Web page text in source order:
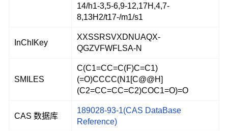
14/h1-3,5-6,9-12,17H,4,7-
8,13H2/t17-/m1/s1
InChIKey
XXSSRSVXDNUAQX-
QGZVFWFLSA-N
SMILES
C(C1=CC=C(F)C=C1)
(=O)CCCC(N1[C@@H]
(C2=CC=CC=C2)COC1=O)=O
CAS 数据库
189028-93-1(CAS DataBase
Reference)